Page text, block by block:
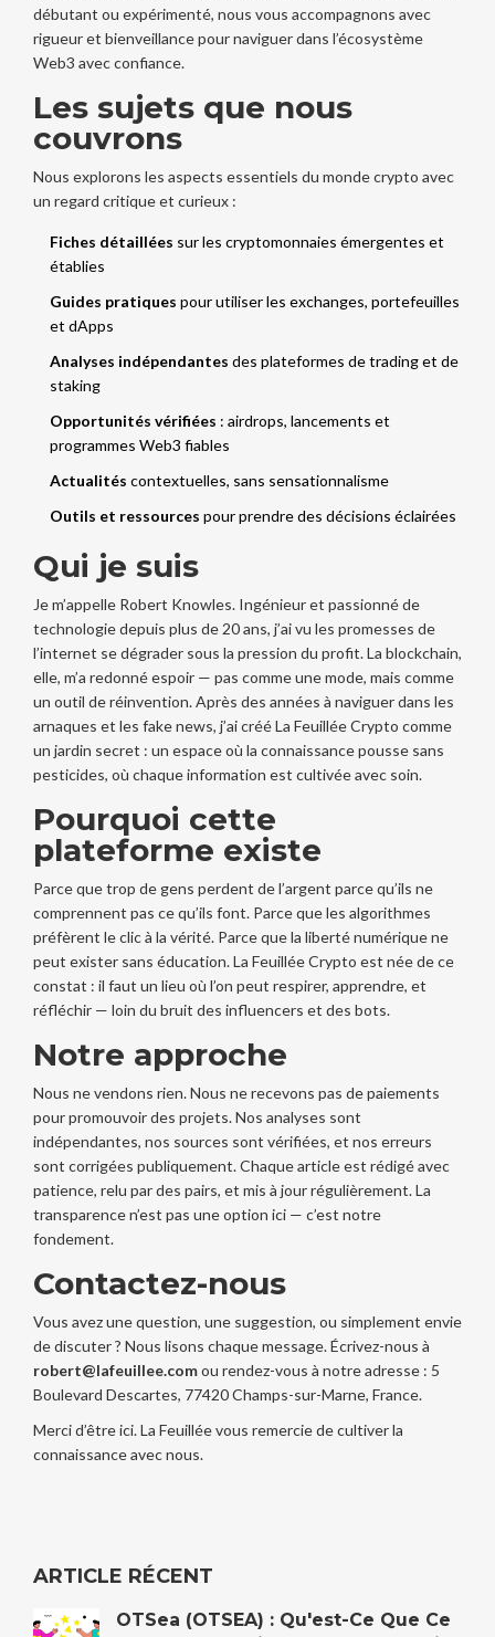
débutant ou expérimenté, nous vous accompagnons avec
rigueur et bienveillance pour naviguer dans l’écosystème
Web3 avec confiance.
Les sujets que nous
couvrons
Nous explorons les aspects essentiels du monde crypto avec
un regard critique et curieux :
Fiches détaillées sur les cryptomonnaies émergentes et
établies
Guides pratiques pour utiliser les exchanges, portefeuilles
et dApps
Analyses indépendantes des plateformes de trading et de
staking
Opportunités vérifiées : airdrops, lancements et
programmes Web3 fiables
Actualités contextuelles, sans sensationnalisme
Outils et ressources pour prendre des décisions éclairées
Qui je suis
Je m’appelle Robert Knowles. Ingénieur et passionné de
technologie depuis plus de 20 ans, j’ai vu les promesses de
l’internet se dégrader sous la pression du profit. La blockchain,
elle, m’a redonné espoir — pas comme une mode, mais comme
un outil de réinvention. Après des années à naviguer dans les
arnaques et les fake news, j’ai créé La Feuillée Crypto comme
un jardin secret : un espace où la connaissance pousse sans
pesticides, où chaque information est cultivée avec soin.
Pourquoi cette
plateforme existe
Parce que trop de gens perdent de l’argent parce qu’ils ne
comprennent pas ce qu’ils font. Parce que les algorithmes
préfèrent le clic à la vérité. Parce que la liberté numérique ne
peut exister sans éducation. La Feuillée Crypto est née de ce
constat : il faut un lieu où l’on peut respirer, apprendre, et
réfléchir — loin du bruit des influencers et des bots.
Notre approche
Nous ne vendons rien. Nous ne recevons pas de paiements
pour promouvoir des projets. Nos analyses sont
indépendantes, nos sources sont vérifiées, et nos erreurs
sont corrigées publiquement. Chaque article est rédigé avec
patience, relu par des pairs, et mis à jour régulièrement. La
transparence n’est pas une option ici — c’est notre
fondement.
Contactez-nous
Vous avez une question, une suggestion, ou simplement envie
de discuter ? Nous lisons chaque message. Écrivez-nous à
robert@lafeuillee.comou rendez-vous à notre adresse : 5
Boulevard Descartes, 77420 Champs-sur-Marne, France.
Merci d’être ici. La Feuillée vous remercie de cultiver la
connaissance avec nous.
ARTICLE RÉCENT
OTSea (OTSEA) : Qu'est-Ce Que Ce